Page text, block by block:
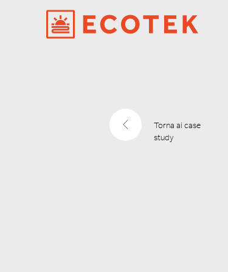
Torna ai case
study